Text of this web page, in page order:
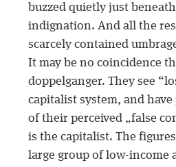
buzzed quietly just
indignation. And all the
scarcely contained
It may be no coincidence
doppelganger. They see
capitalist system, and
of their perceived „false
is the capitalist. The
large group of low-income